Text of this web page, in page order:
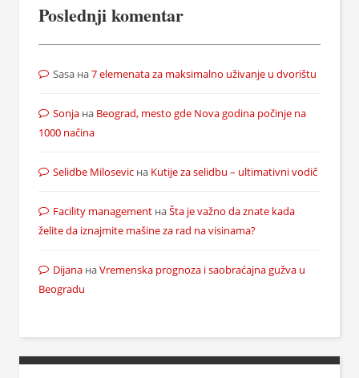
Poslednji komentar
Sasa на7 elemenata za maksimalno uživanje u dvorištu
Sonja на Beograd, mesto gde Nova godina počinje na
1000 načina
Selidbe Milosevic на Kutije za selidbu – ultimativni vodič
Facility management наŠta je važno da znate kada
želite da iznajmite mašine za rad na visinama?
Dijana наVremenska prognoza i saobraćajna gužva u
Beogradu